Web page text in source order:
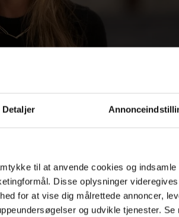
Detaljer
til at anvende cookies og
Disse oplysninger
for at vise dig målrettede annoncer,
og udvikle tjenester.